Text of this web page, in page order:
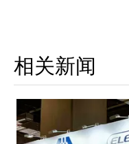
相关新闻